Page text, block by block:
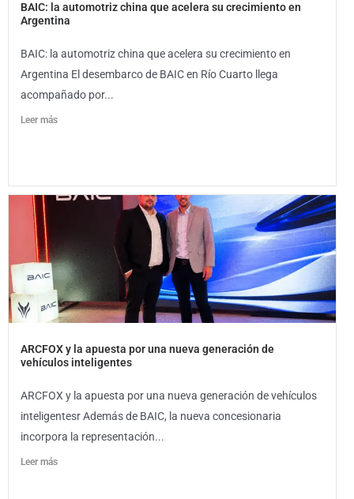
BAIC: la automotriz china que acelera su crecimiento en
Argentina
BAIC: la automotriz china que acelera su crecimiento en
Argentina El desembarco de BAIC en Río Cuarto llega
acompañado por...
Leer más
ARCFOX y la apuesta por una nueva generación de
vehículos inteligentes
ARCFOX y la apuesta por una nueva generación de vehículos
inteligentesr Además de BAIC, la nueva concesionaria
incorpora la representación...
Leer más